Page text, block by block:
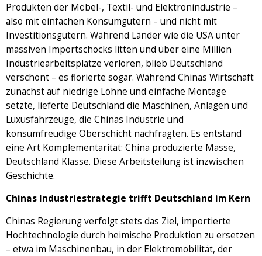
Produkten der Möbel-, Textil- und Elektronindustrie –
also mit einfachen Konsumgütern – und nicht mit
Investitionsgütern. Während Länder wie die USA unter
massiven Importschocks litten und über eine Million
Industriearbeitsplätze verloren, blieb Deutschland
verschont – es florierte sogar. Während Chinas Wirtschaft
zunächst auf niedrige Löhne und einfache Montage
setzte, lieferte Deutschland die Maschinen, Anlagen und
Luxusfahrzeuge, die Chinas Industrie und
konsumfreudige Oberschicht nachfragten. Es entstand
eine Art Komplementarität: China produzierte Masse,
Deutschland Klasse. Diese Arbeitsteilung ist inzwischen
Geschichte.
Chinas Industriestrategie trifft Deutschland im Kern
Chinas Regierung verfolgt stets das Ziel, importierte
Hochtechnologie durch heimische Produktion zu ersetzen
– etwa im Maschinenbau, in der Elektromobilität, der